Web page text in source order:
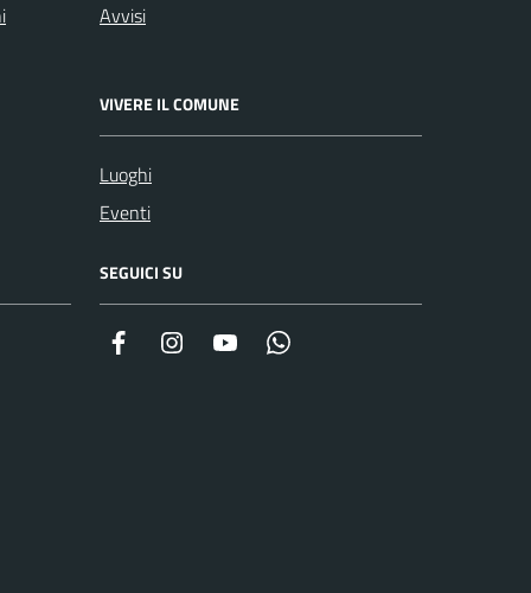
Avvisi
VIVERE IL COMUNE
Luoghi
Eventi
SEGUICI SU
Facebook InstagramYouTube